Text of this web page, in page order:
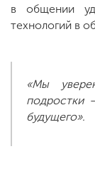
в общении
технологий в
«Мы
подростки
будущего».